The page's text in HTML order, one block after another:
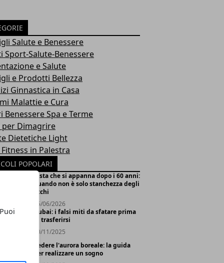
Salute e Benessere
Sport-Salute-Benessere
e Salute
e Prodotti Bellezza
Ginnastica in Casa
Malattie e Cura
Benessere Spa e Terme
per Dimagrire
Dietetiche Light
in Palestra
POPOLARI
Vista che si appanna dopo i 60 anni:
quando non è solo stanchezza degli
occhi
15/06/2026
Dubai: i falsi miti da sfatare prima
di trasferirsi
20/11/2025
Vedere l'aurora boreale: la guida
per realizzare un sogno